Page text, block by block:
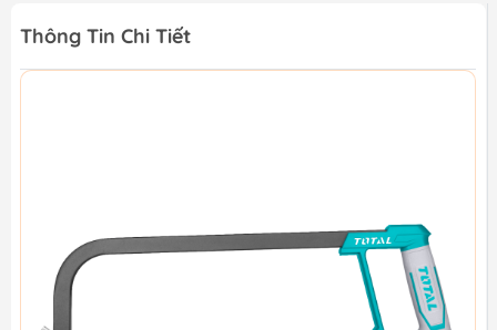
Thông Tin Chi Tiết